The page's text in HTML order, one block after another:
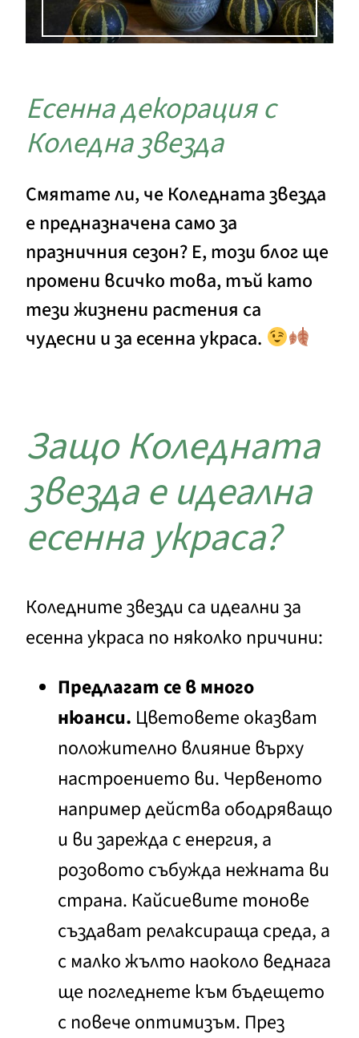
Есенна декорация с
Коледна звезда
Смятате ли, че Коледната звезда
е предназначена само за
празничния сезон? Е, този блог ще
промени всичко това, тъй като
тези жизнени растения са
чудесни и за есенна украса.
Защо Коледната
звезда е идеална
есенна украса?
Коледните звезди са идеални за
есенна украса по няколко причини:
Предлагат сев много
нюанси. Цветовете оказват
положително влияние върху
настроението ви. Червеното
например действа ободряващо
и ви зарежда с енергия, а
розовото събужда нежната ви
страна. Кайсиевите тонове
създават релаксираща среда, а
с малко жълто наоколо веднага
ще погледнете към бъдещето
с повече оптимизъм. През